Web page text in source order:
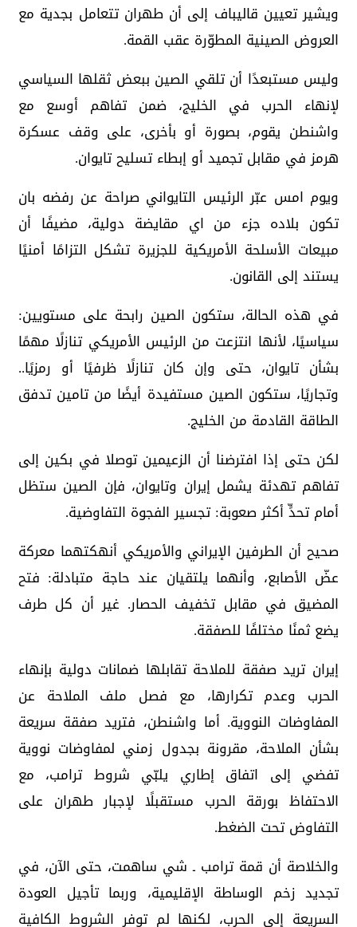
ويشير تعيين قاليباف إلى أن طهران تتعامل بجدية مع
العروض الصينية المطوّرة عقب القمة.
وليس مستبعدًا أن تلقي الصين ببعض ثقلها السياسي
لإنهاء الحرب في الخليج، ضمن تفاهم أوسع مع
واشنطن يقوم، بصورة أو بأخرى، على وقف عسكرة
هرمز في مقابل تجميد أو إبطاء تسليح تايوان.
ويوم امس عبّر الرئيس التايواني صراحة عن رفضه بان
تكون بلاده جزء من اي مقايضة دولية، مضيفًا أن
مبيعات الأسلحة الأمريكية للجزيرة تشكل التزامًا أمنيًا
يستند إلى القانون.
في هذه الحالة، ستكون الصين رابحة على مستويين:
سياسيًا، لأنها انتزعت من الرئيس الأمريكي تنازلًا مهمًا
بشأن تايوان، حتى وإن كان تنازلًا ظرفيًا أو رمزيًا..
وتجاريًا، ستكون الصين مستفيدة أيضًا من تامين تدفق
الطاقة القادمة من الخليج.
لكن حتى إذا افترضنا أن الزعيمين توصلا في بكين إلى
تفاهم تهدئة يشمل إيران وتايوان، فإن الصين ستظل
أمام تحدٍّ أكثر صعوبة: تجسير الفجوة التفاوضية.
صحيح أن الطرفين الإيراني والأمريكي أنهكتهما معركة
عضّ الأصابع، وأنهما يلتقيان عند حاجة متبادلة: فتح
المضيق في مقابل تخفيف الحصار. غير أن كل طرف
يضع ثمنًا مختلفًا للصفقة.
إيران تريد صفقة للملاحة تقابلها ضمانات دولية بإنهاء
الحرب وعدم تكرارها، مع فصل ملف الملاحة عن
المفاوضات النووية. أما واشنطن، فتريد صفقة سريعة
بشأن الملاحة، مقرونة بجدول زمني لمفاوضات نووية
تفضي إلى اتفاق إطاري يلبّي شروط ترامب، مع
الاحتفاظ بورقة الحرب مستقبلًا لإجبار طهران على
التفاوض تحت الضغط.
والخلاصة أن قمة ترامب ـ شي ساهمت، حتى الآن، في
تجديد زخم الوساطة الإقليمية، وربما تأجيل العودة
السريعة إلى الحرب، لكنها لم توفر الشروط الكافية